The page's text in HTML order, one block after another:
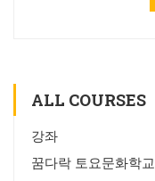
ALL COURSES
강좌
꿈다락 토요문화학교